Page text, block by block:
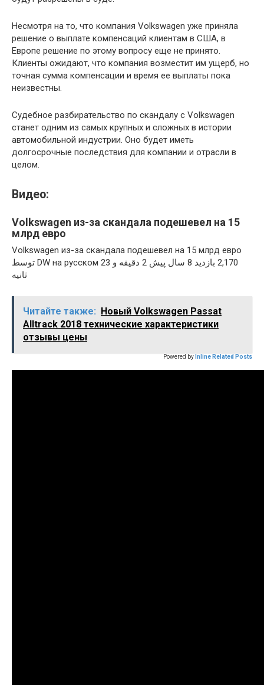
Несмотря на то, что компания Volkswagen уже приняла
решение о выплате компенсаций клиентам в США, в
Европе решение по этому вопросу еще не принято.
Клиенты ожидают, что компания возместит им ущерб, но
точная сумма компенсации и время ее выплаты пока
неизвестны.
Судебное разбирательство по скандалу с Volkswagen
станет одним из самых крупных и сложных в истории
автомобильной индустрии. Оно будет иметь
долгосрочные последствия для компании и отрасли в
целом.
Видео:
Volkswagen из-за скандала подешевел на 15
млрд евро
Volkswagen из-за скандала подешевел на 15 млрд евро
توسط DW на русском ‏2,170 بازدید 8 سال پیش 2 دقیقه و 23
ثانیه
Читайте также:
Новый Volkswagen Passat
Alltrack 2018 технические характеристики
отзывы цены
Powered by Inline Related Posts